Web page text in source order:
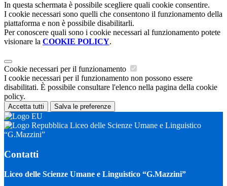
In questa schermata è possibile scegliere quali cookie consentire.
I cookie necessari sono quelli che consentono il funzionamento della
piattaforma e non è possibile disabilitarli.
Per conoscere quali sono i cookie necessari al funzionamento potete
visionare la COOKIE POLICY.
Cookie necessari per il funzionamento
I cookie necessari per il funzionamento non possono essere
disabilitati. È possibile consultare l'elenco nella pagina della cookie
policy.
Accetta tutti Salva le preferenze
Liceo delle Scienze Umane e Linguistico
“G.Mazzini”
Contatti
Liceo delle Scienze Umane e Linguistico “G.Mazzini”